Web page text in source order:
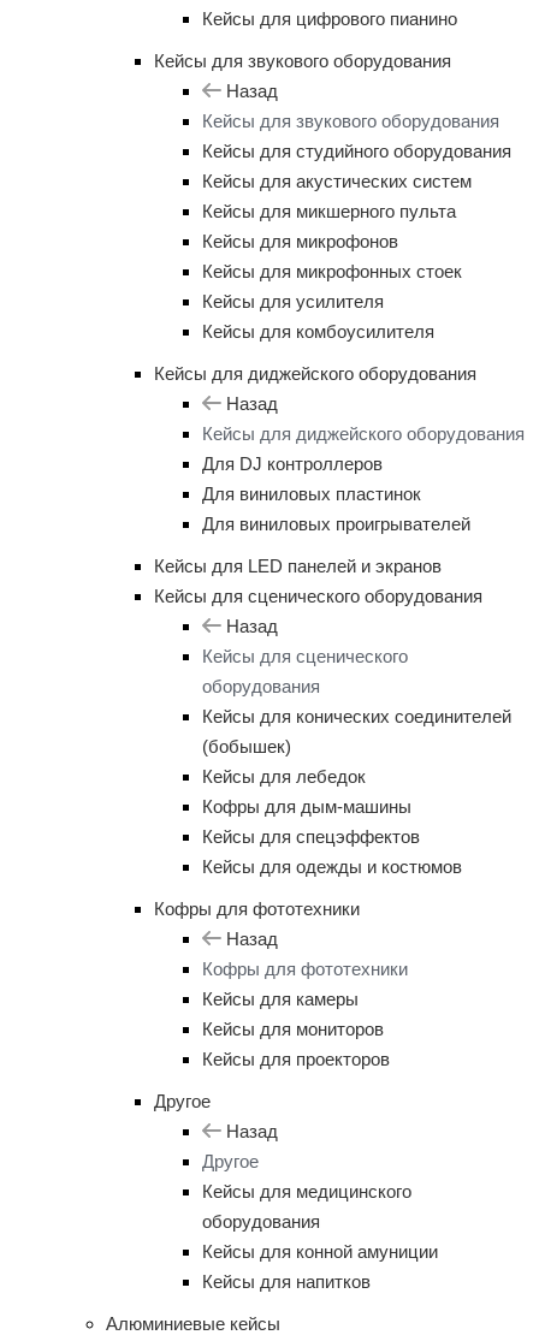
Кейсы для цифрового пианино
Кейсы для звукового оборудования
Назад
Кейсы для звукового оборудования
Кейсы для студийного оборудования
Кейсы для акустических систем
Кейсы для микшерного пульта
Кейсы для микрофонов
Кейсы для микрофонных стоек
Кейсы для усилителя
Кейсы для комбоусилителя
Кейсы для диджейского оборудования
Назад
Кейсы для диджейского оборудования
Для DJ контроллеров
Для виниловых пластинок
Для виниловых проигрывателей
Кейсы для LED панелей и экранов
Кейсы для сценического оборудования
Назад
Кейсы для сценического
оборудования
Кейсы для конических соединителей
(бобышек)
Кейсы для лебедок
Кофры для дым-машины
Кейсы для спецэффектов
Кейсы для одежды и костюмов
Кофры для фототехники
Назад
Кофры для фототехники
Кейсы для камеры
Кейсы для мониторов
Кейсы для проекторов
Другое
Назад
Другое
Кейсы для медицинского
оборудования
Кейсы для конной амуниции
Кейсы для напитков
Алюминиевые кейсы